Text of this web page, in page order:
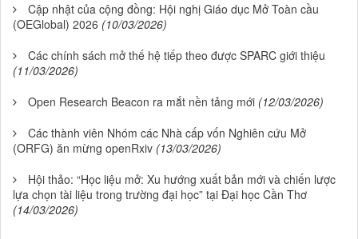
Cập nhật của cộng đồng: Hội nghị Giáo dục Mở Toàn cầu
(OEGlobal) 2026 (10/03/2026)
Các chính sách mở thế hệ tiếp theo được SPARC giới thiệu
(11/03/2026)
Open Research Beacon ra mắt nền tảng mới (12/03/2026)
Các thành viên Nhóm các Nhà cấp vốn Nghiên cứu Mở
(ORFG) ăn mừng openRxiv (13/03/2026)
Hội thảo: “Học liệu mở: Xu hướng xuất bản mới và chiến lược
lựa chọn tài liệu trong trường đại học” tại Đại học Cần Thơ
(14/03/2026)